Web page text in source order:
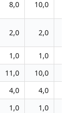
8,0 10,0
2,0 2,0
1,0 1,0
11,0 10,0
4,0 4,0
1,0 1,0